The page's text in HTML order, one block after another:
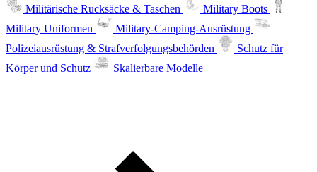
Militärische Rucksäcke & Taschen
Military Boots
Military Uniformen
Military-Camping-Ausrüstung
Polizeiausrüstung & Strafverfolgungsbehörden
Schutz für
Körper und Schutz
Skalierbare Modelle